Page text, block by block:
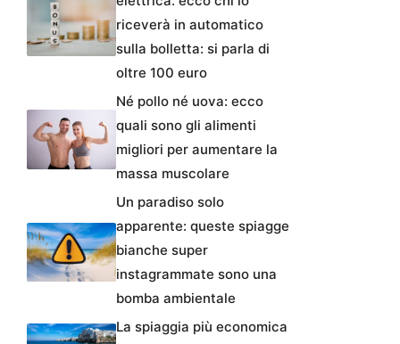
riceverà in automatico
sulla bolletta: si parla di
oltre 100 euro
Né pollo né uova: ecco
quali sono gli alimenti
migliori per aumentare la
massa muscolare
Un paradiso solo
apparente: queste spiagge
bianche super
instagrammate sono una
bomba ambientale
La spiaggia più economica